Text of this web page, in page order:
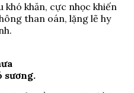
khó khăn, cực nhọc khiến
than oán, lặng lẽ hy
sương.